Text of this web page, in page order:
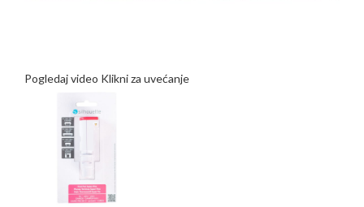
Pogledaj video Klikni za uvećanje